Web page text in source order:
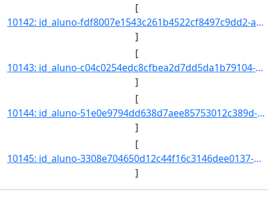
[
10142: id_aluno-fdf8007e1543c261b4522cf8497c9dd2-aa_ingresso-2021-cd_curso-97-nm_qsl--nr_ch--nr_cr--nr_indi]
]
[
10143: id_aluno-c04c0254edc8cfbea2d7dd5da1b79104-aa_ingresso-2021-cd_curso-97-nm_qsl--nr_ch--nr_cr--nr_indi]
]
[
10144: id_aluno-51e0e9794dd638d7aee85753012c389d-aa_ingresso-2021-cd_curso-97-nm_qsl--nr_ch--nr_cr--nr_indi]
]
[
10145: id_aluno-3308e704650d12c44f16c3146dee0137-aa_ingresso-2021-cd_curso-97-nm_qsl--nr_ch--nr_cr--nr_indi]
]